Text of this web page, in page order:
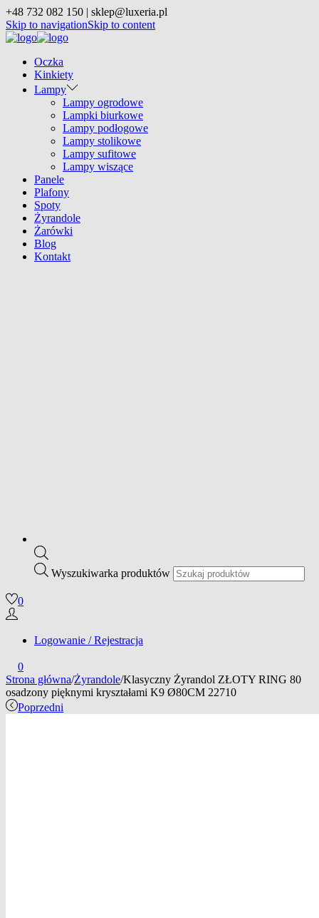
+48 732 082 150 | sklep@luxeria.pl
Skip to navigationSkip to content
Oczka
Kinkiety
Lampy
Lampy ogrodowe
Lampki biurkowe
Lampy podłogowe
Lampy stolikowe
Lampy sufitowe
Lampy wiszące
Panele
Plafony
Spoty
Żyrandole
Żarówki
Blog
Kontakt
Wyszukiwarka produktów
0
Logowanie / Rejestracja
0
Strona główna/Żyrandole/Klasyczny Żyrandol ZŁOTY RING 80
osadzony pięknymi kryształami K9 Ø80CM 22710
Poprzedni